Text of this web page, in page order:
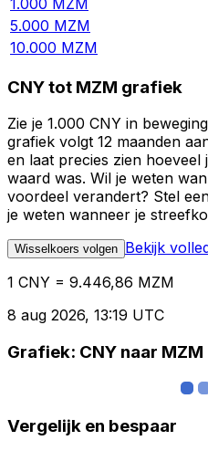
5.000 MZM
10.000 MZM
CNY tot MZM grafiek
Zie je 1.000 CNY in
grafiek volgt 12 maanden
en laat precies zien hoeveel
waard was. Wil je weten
voordeel verandert? Stel
je weten wanneer je
Wisselkoers volgen Bekijk
1 CNY = 9.446,86 MZM
8 aug 2026, 13:19 UTC
Grafiek: CNY naar MZM
Vergelijk en bespaar